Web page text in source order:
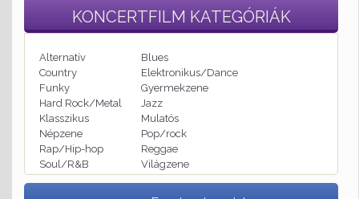
KONCERTFILM KATEGÓRIÁK
Alternatív
Blues
Country
Elektronikus/Dance
Funky
Gyermekzene
Hard Rock/Metal
Jazz
Klasszikus
Mulatós
Népzene
Pop/rock
Rap/Hip-hop
Reggae
Soul/R&B
Világzene